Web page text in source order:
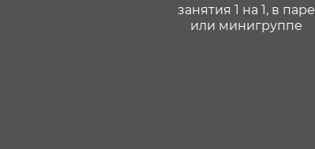
занятия 1 на 1, в паре
или минигруппе